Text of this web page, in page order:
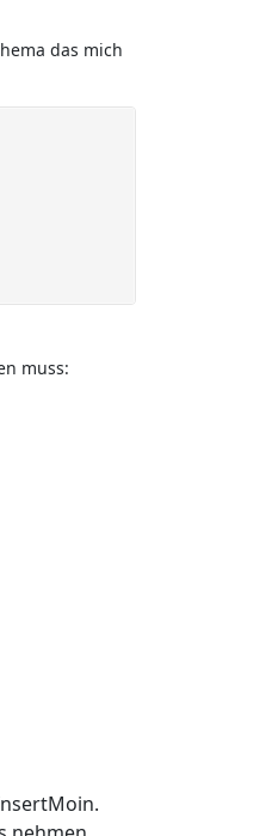
das mich
muss: